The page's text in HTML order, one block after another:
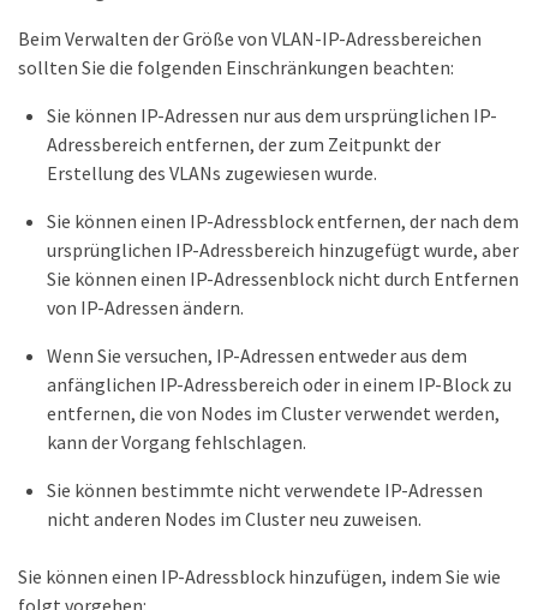
Beim Verwalten der Größe von VLAN-IP-Adressbereichen
sollten Sie die folgenden Einschränkungen beachten:
Sie können IP-Adressen nur aus dem ursprünglichen IP-
Adressbereich entfernen, der zum Zeitpunkt der
Erstellung des VLANs zugewiesen wurde.
Sie können einen IP-Adressblock entfernen, der nach dem
ursprünglichen IP-Adressbereich hinzugefügt wurde, aber
Sie können einen IP-Adressenblock nicht durch Entfernen
von IP-Adressen ändern.
Wenn Sie versuchen, IP-Adressen entweder aus dem
anfänglichen IP-Adressbereich oder in einem IP-Block zu
entfernen, die von Nodes im Cluster verwendet werden,
kann der Vorgang fehlschlagen.
Sie können bestimmte nicht verwendete IP-Adressen
nicht anderen Nodes im Cluster neu zuweisen.
Sie können einen IP-Adressblock hinzufügen, indem Sie wie
folgt vorgehen: